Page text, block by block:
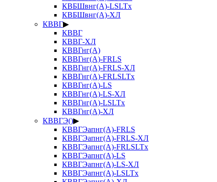
КВБШвнг(А)-LSLTx
КВБШвнг(А)-ХЛ
КВВГ▶
КВВГ
КВВГ-ХЛ
КВВГнг(А)
КВВГнг(А)-FRLS
КВВГнг(А)-FRLS-ХЛ
КВВГнг(А)-FRLSLTx
КВВГнг(А)-LS
КВВГнг(А)-LS-ХЛ
КВВГнг(А)-LSLTx
КВВГнг(А)-ХЛ
КВВГЭ()▶
КВВГЭапнг(А)-FRLS
КВВГЭапнг(А)-FRLS-ХЛ
КВВГЭапнг(А)-FRLSLTx
КВВГЭапнг(А)-LS
КВВГЭапнг(А)-LS-ХЛ
КВВГЭапнг(А)-LSLTx